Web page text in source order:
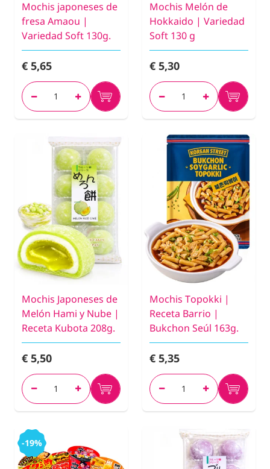
Mochis japoneses de
fresa Amaou |
Variedad Soft 130g.
€ 5,65
Mochis Melón de
Hokkaido | Variedad
Soft 130 g
€ 5,30
Mochis Japoneses de
Melón Hami y Nube |
Receta Kubota 208g.
€ 5,50
Mochis Topokki |
Receta Barrio |
Bukchon Seúl 163g.
€ 5,35
-19%